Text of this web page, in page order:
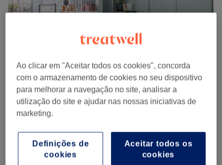
French Touch Vilamoura
5,0
Manicure Gelinho
€ 25
Vista rápida dos detalhes do centro
Ao clicar em "Aceitar todos os cookies", concorda
com o armazenamento de cookies no seu dispositivo
para melhorar a navegação no site, analisar a
utilização do site e ajudar nas nossas iniciativas de
marketing.
Aceitar todos os
cookies
Definições de
cookies